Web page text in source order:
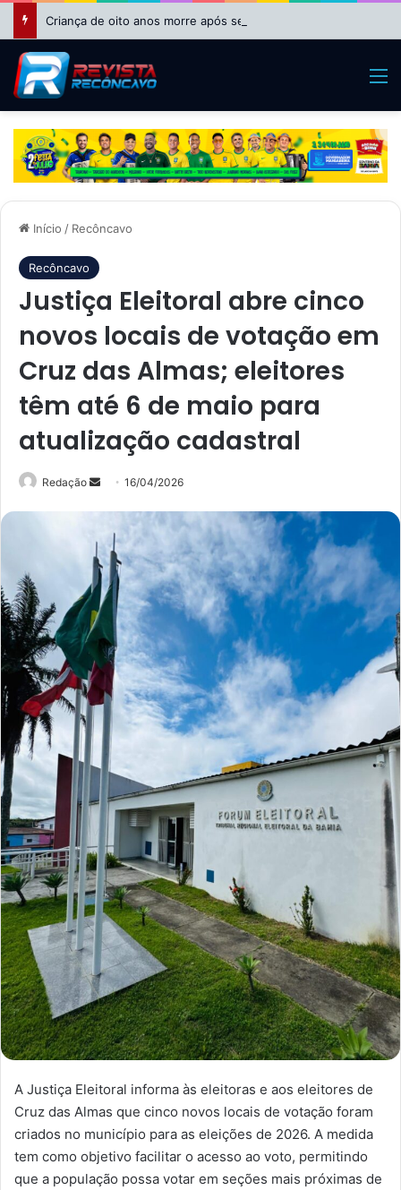
Início / Recôncavo
Recôncavo
Justiça Eleitoral abre cinco
novos locais de votação em
Cruz das Almas; eleitores
têm até 6 de maio para
atualização cadastral
Redação
Mande
mail
16/04/2026
A Justiça Eleitoral informa às eleitoras e aos eleitores de
Cruz das Almas que cinco novos locais de votação foram
criados no município para as eleições de 2026. A medida
tem como objetivo facilitar o acesso ao voto, permitindo
que a população possa votar em seções mais próximas de